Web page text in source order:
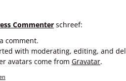
Commenter schreef:
comment.
with moderating, editing, and
avatars come from Gravatar.